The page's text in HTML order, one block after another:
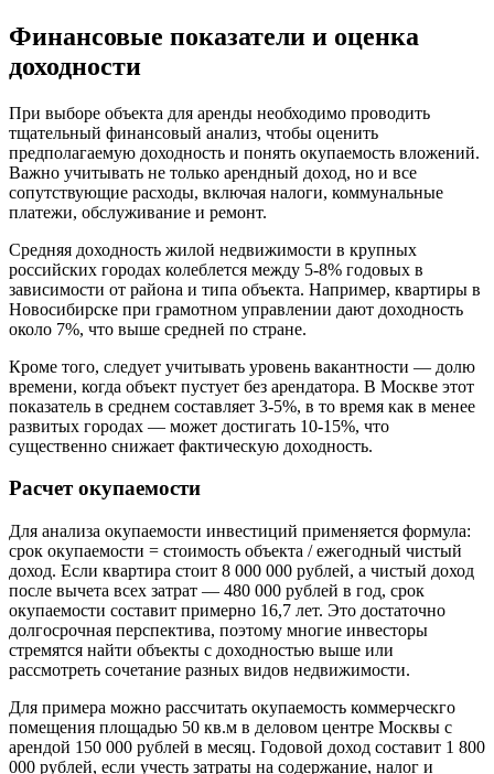
Финансовые показатели и оценка
доходности
При выборе объекта для аренды необходимо проводить
тщательный финансовый анализ, чтобы оценить
предполагаемую доходность и понять окупаемость вложений.
Важно учитывать не только арендный доход, но и все
сопутствующие расходы, включая налоги, коммунальные
платежи, обслуживание и ремонт.
Средняя доходность жилой недвижимости в крупных
российских городах колеблется между 5-8% годовых в
зависимости от района и типа объекта. Например, квартиры в
Новосибирске при грамотном управлении дают доходность
около 7%, что выше средней по стране.
Кроме того, следует учитывать уровень вакантности — долю
времени, когда объект пустует без арендатора. В Москве этот
показатель в среднем составляет 3-5%, в то время как в менее
развитых городах — может достигать 10-15%, что
существенно снижает фактическую доходность.
Расчет окупаемости
Для анализа окупаемости инвестиций применяется формула:
срок окупаемости = стоимость объекта / ежегодный чистый
доход. Если квартира стоит 8 000 000 рублей, а чистый доход
после вычета всех затрат — 480 000 рублей в год, срок
окупаемости составит примерно 16,7 лет. Это достаточно
долгосрочная перспектива, поэтому многие инвесторы
стремятся найти объекты с доходностью выше или
рассмотреть сочетание разных видов недвижимости.
Для примера можно рассчитать окупаемость коммерческго
помещения площадью 50 кв.м в деловом центре Москвы с
арендой 150 000 рублей в месяц. Годовой доход составит 1 800
000 рублей, если учесть затраты на содержание, налог и